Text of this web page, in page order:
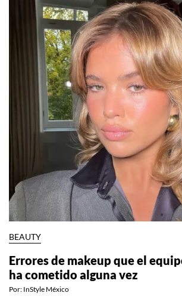
BEAUTY
Errores de makeup que el
ha cometido alguna vez
Por: InStyle México